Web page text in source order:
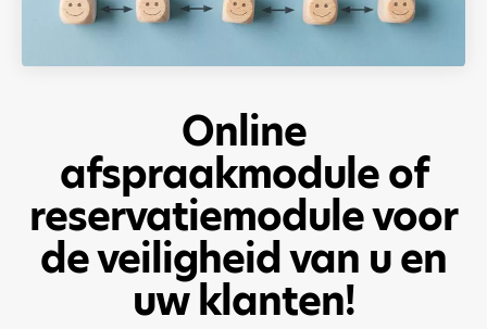
Online
afspraakmodule of
reservatiemodule voor
de veiligheid van u en
uw klanten!